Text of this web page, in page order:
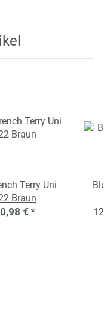
Terry Uni
Braun
€ *